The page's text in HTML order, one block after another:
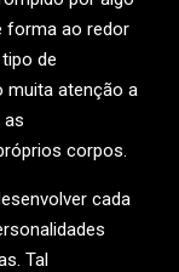
forma ao redor
de
muita atenção a
as
corpos.
cada
Tal